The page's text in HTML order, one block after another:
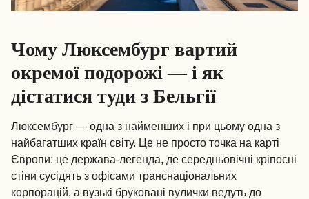
Чому Люксембург вартий
окремої подорожі — і як
дістатися туди з Бельгії
Люксембург — одна з найменших і при цьому одна з
найбагатших країн світу. Це не просто точка на карті
Європи: це держава-легенда, де середньовічні кріпосні
стіни сусідять з офісами транснаціональних
корпорацій, а вузькі бруковані вулички ведуть до